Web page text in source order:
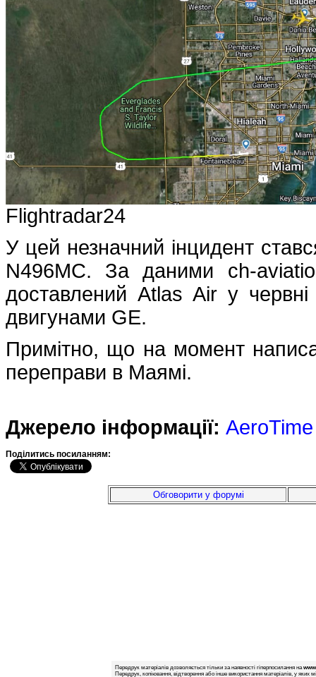
Flightradar24
У цей незначний інцидент
N496MC. За даними ch-
доставлений Atlas Air у
двигунами GE.
Примітно, що на момент
переправи в Маямі.
Джерело інформації: AeroTime
Подiлитись посиланням:
Обговорити у форумі
Передрук матеріалів дозволяється тільки за наявності гіперпосилання на
Передрук, копіювання, відтворення або інше використання матеріалів, у яких